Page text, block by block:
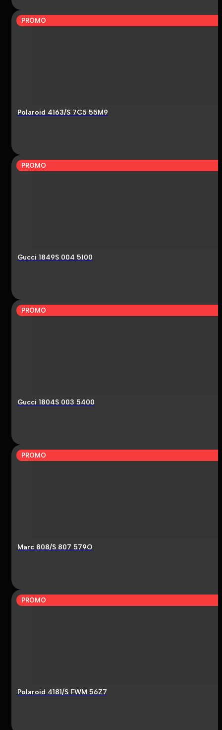
PROMO
Polaroid 4163/S 7C5 55M9
PROMO
Gucci 1849S 004 5100
PROMO
Gucci 1804S 003 5400
PROMO
Marc 808/S 807 579O
PROMO
Polaroid 4181/S FWM 56Z7